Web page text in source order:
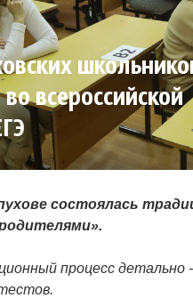
всероссийской
состоялась
процесс